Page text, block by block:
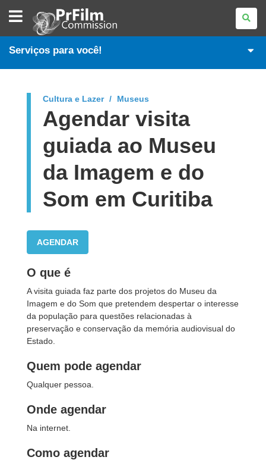
FILM
COMMISSION
Serviços para você!
Cultura e Lazer Museus
Agendar visita
guiada ao Museu
da Imagem e do
Som em Curitiba
AGENDAR
O que é
A visita guiada faz parte dos projetos do Museu da
Imagem e do Som que pretendem despertar o interesse
da população para questões relacionadas à
preservação e conservação da memória audiovisual do
Estado.
Quem pode agendar
Qualquer pessoa.
Onde agendar
Na internet.
Como agendar